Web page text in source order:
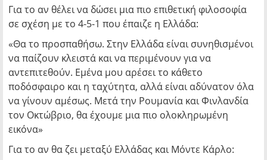
Για το αν θέλει να δώσει μια πιο επιθετική φιλοσοφία
σε σχέση με το 4-5-1 που έπαιζε η Ελλάδα:
«Θα το προσπαθήσω. Στην Ελλάδα είναι συνηθισμένοι
να παίζουν κλειστά και να περιμένουν για να
αντεπιτεθούν. Εμένα μου αρέσει το κάθετο
ποδόσφαιρο και η ταχύτητα, αλλά είναι αδύνατον όλα
να γίνουν αμέσως. Μετά την Ρουμανία και Φινλανδία
τον Οκτώβριο, θα έχουμε μια πιο ολοκληρωμένη
εικόνα»
Για το αν θα ζει μεταξύ Ελλάδας και Μόντε Κάρλο: